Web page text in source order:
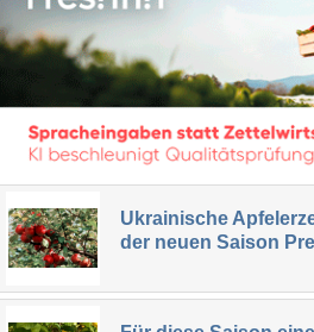
Ukrainische
der neuen Saison